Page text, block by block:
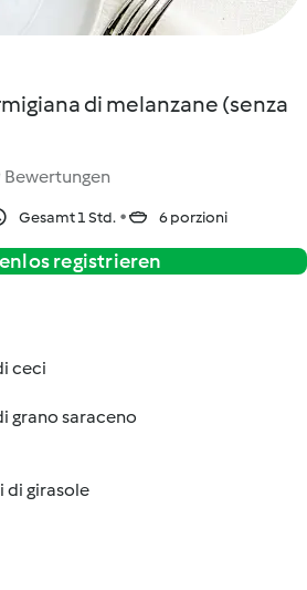
di melanzane (senza
Bewertungen
Gesamt 1 Std. 6 porzioni
registrieren
ceci
grano saraceno
di girasole